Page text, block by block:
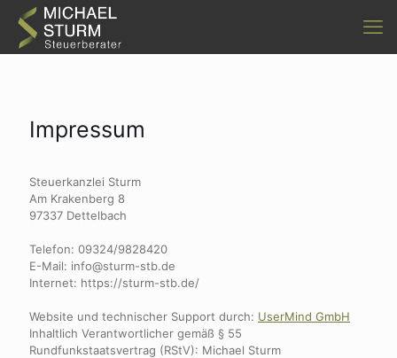
Impressum
Steuerkanzlei Sturm
Am Krakenberg 8
97337 Dettelbach
Telefon: 09324/9828420
E-Mail: info@sturm-stb.de
Internet: https://sturm-stb.de/
Website und technischer Support durch: UserMind GmbH
Inhaltlich Verantwortlicher gemäß § 55
Rundfunkstaatsvertrag (RStV): Michael Sturm